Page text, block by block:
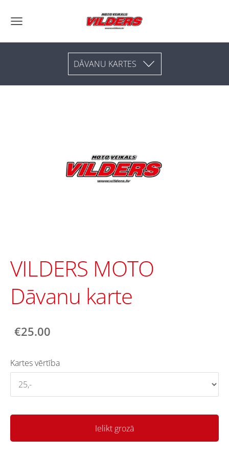
DĀVANU KARTES
VILDERS MOTO
Dāvanu karte
€25.00
Kartes vērtība
Ielikt grozā